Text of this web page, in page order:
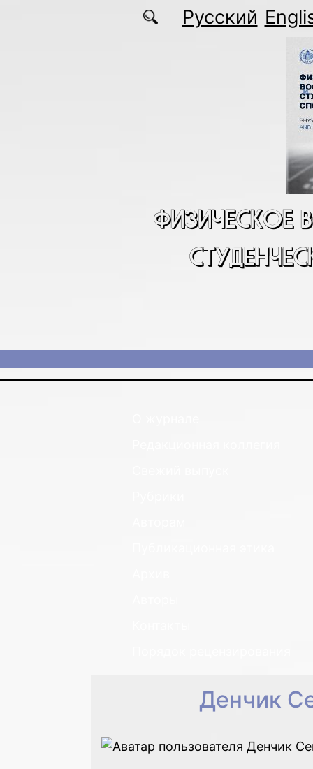
Перейти к основному содержаниюРусский
ФИЗИЧЕСКОЕ
Денчик